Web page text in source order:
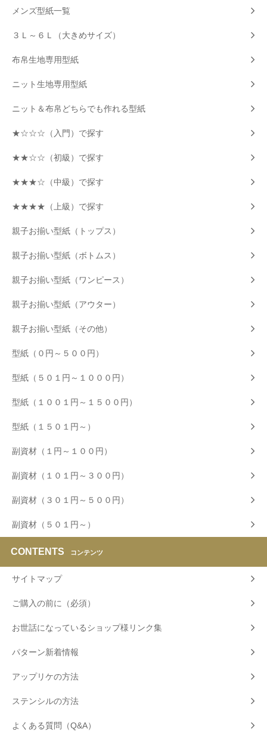
メンズ型紙一覧
３Ｌ～６Ｌ（大きめサイズ）
布帛生地専用型紙
ニット生地専用型紙
ニット＆布帛どちらでも作れる型紙
★☆☆☆（入門）で探す
★★☆☆（初級）で探す
★★★☆（中級）で探す
★★★★（上級）で探す
親子お揃い型紙（トップス）
親子お揃い型紙（ボトムス）
親子お揃い型紙（ワンピース）
親子お揃い型紙（アウター）
親子お揃い型紙（その他）
型紙（０円～５００円）
型紙（５０１円～１０００円）
型紙（１００１円～１５００円）
型紙（１５０１円～）
副資材（１円～１００円）
副資材（１０１円～３００円）
副資材（３０１円～５００円）
副資材（５０１円～）
CONTENTS コンテンツ
サイトマップ
ご購入の前に（必須）
お世話になっているショップ様リンク集
パターン新着情報
アップリケの方法
ステンシルの方法
よくある質問（Q&A）